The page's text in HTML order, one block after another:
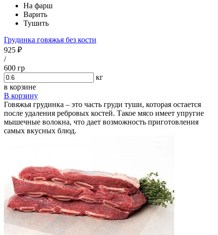
На фарш
Варить
Тушить
Грудинка говяжья без кости
925 ₽
/
600 гр
кг
в корзине
В корзину
Говяжья грудинка – это часть груди туши, которая остается
после удаления ребровых костей. Такое мясо имеет упругие
мышечные волокна, что дает возможность приготовления
самых вкусных блюд.